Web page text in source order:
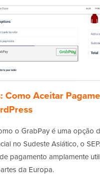
Como Aceitar
o GrabPay é uma opção
no Sudeste Asiático, o
pagamento amplamente
da Europa.